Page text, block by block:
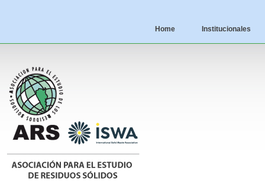
Home Institucionales